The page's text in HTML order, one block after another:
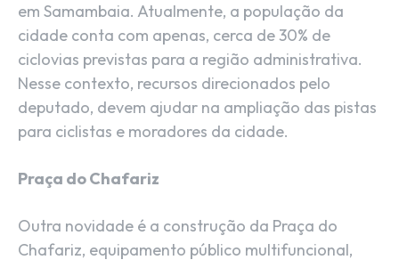
em Samambaia. Atualmente, a população da
cidade conta com apenas, cerca de 30% de
ciclovias previstas para a região administrativa.
Nesse contexto, recursos direcionados pelo
deputado, devem ajudar na ampliação das pistas
para ciclistas e moradores da cidade.
Praça do Chafariz
Outra novidade é a construção da Praça do
Chafariz, equipamento público multifuncional,